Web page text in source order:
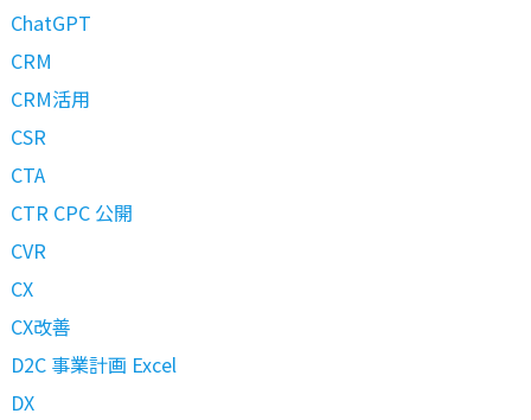
ChatGPT
CRM
CRM活用
CSR
CTA
CTR CPC 公開
CVR
CX
CX改善
D2C 事業計画 Excel
DX